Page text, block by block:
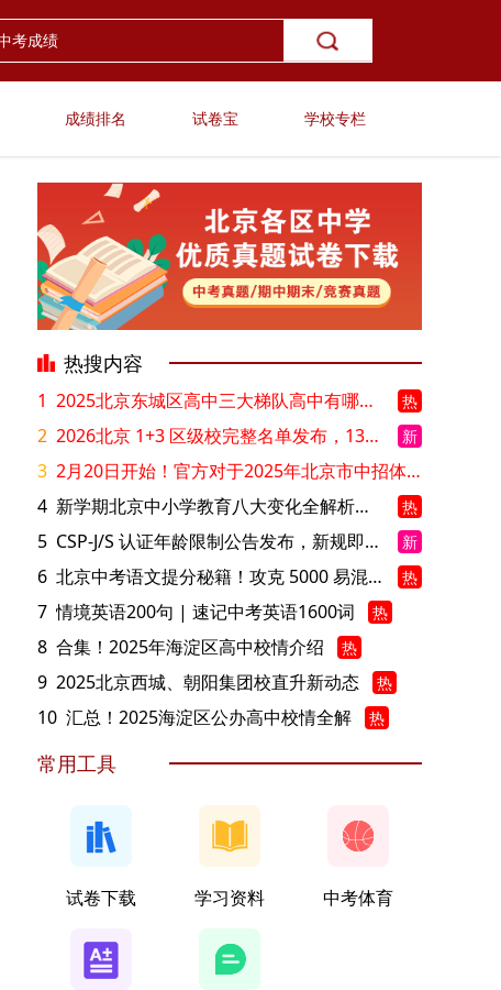
成绩排名 试卷宝 学校专栏
热搜内容
1 2025北京东城区高中三大梯队高中有哪些？录取分数线是多少？ 热
2 2026北京 1+3 区级校完整名单发布，13549 个名额该如何规划报考？ 新
3
2月20日开始！官方对于2025年北京市中招体检问题解答！
4
新学期北京中小学教育八大变化全解析：学位、政策、教学等方面迎新变革 热
5 CSP-J/S 认证年龄限制公告发布，新规即日起实施！ 新
6 北京中考语文提分秘籍！攻克 5000 易混易错字 热
7 情境英语200句 | 速记中考英语1600词 热
8 合集！2025年海淀区高中校情介绍 热
9 2025北京西城、朝阳集团校直升新动态 热
10 汇总！2025海淀区公办高中校情全解 热
常用工具
试卷下载 学习资料 中考体育